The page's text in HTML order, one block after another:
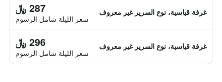
غرفة قياسية، نوع السرير غير معروف 287 ﷼
سعر الليلة شامل الرسوم
غرفة قياسية، نوع السرير غير معروف 296 ﷼
سعر الليلة شامل الرسوم